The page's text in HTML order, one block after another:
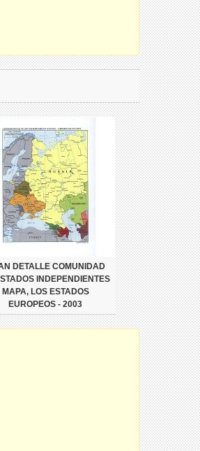
DETALLE COMUNIDAD
INDEPENDIENTES
MAPA, LOS ESTADOS
EUROPEOS - 2003